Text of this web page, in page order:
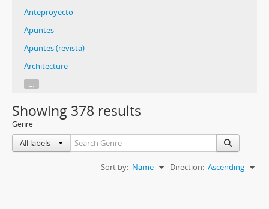
Anteproyecto
Apuntes
Apuntes (revista)
Architecture
...
Showing 378 results
Genre
All labels
Sort by: Name Direction: Ascending